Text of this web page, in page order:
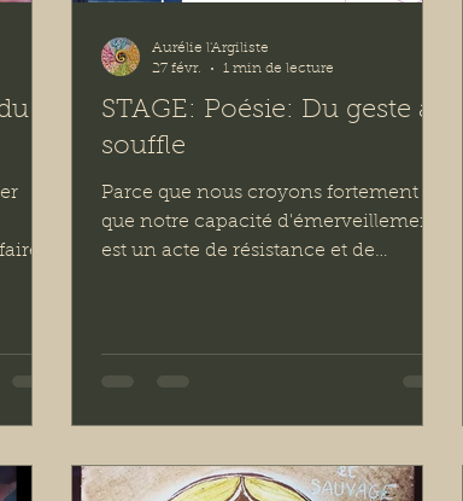
STAGE: Poésie: Du geste au
souffle
Parce que nous croyons fortement
que notre capacité d'émerveillement
est un acte de résistance et de
souffle- Comment sortir du geste
surprendre par un mouvement
Aurélie l'Argiliste
27 févr.
1 min de lecture